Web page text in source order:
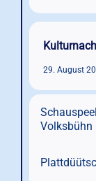
29. August
Volksbühn